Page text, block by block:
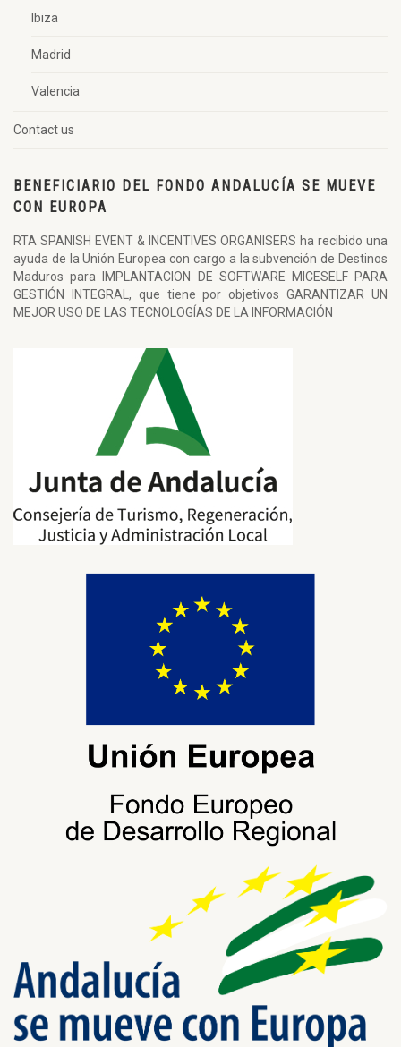
Ibiza
Madrid
Valencia
Contact us
BENEFICIARIO DEL FONDO ANDALUCÍA SE MUEVE
CON EUROPA
RTA SPANISH EVENT & INCENTIVES ORGANISERS ha recibido una
ayuda de la Unión Europea con cargo a la subvención de Destinos
Maduros para IMPLANTACION DE SOFTWARE MICESELF PARA
GESTIÓN INTEGRAL, que tiene por objetivos GARANTIZAR UN
MEJOR USO DE LAS TECNOLOGÍAS DE LA INFORMACIÓN